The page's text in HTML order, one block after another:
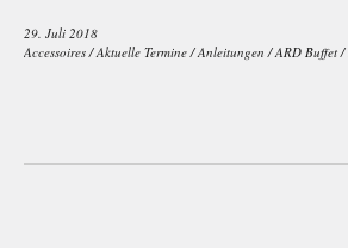
29. Juli 2018
Accessoires /Aktuelle Termine /Anleitungen /ARD Buffet /